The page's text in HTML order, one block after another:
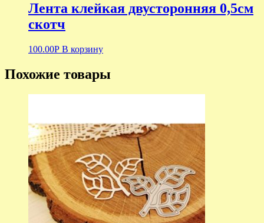
Лента клейкая двусторонняя 0,5см
скотч
100.00Р В корзину
Похожие товары